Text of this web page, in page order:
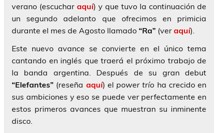
verano (escuchar aquí) y que tuvo la continuación de
un segundo adelanto que ofrecimos en primicia
durante el mes de Agosto llamado “Ra” (ver aquí).
Este nuevo avance se convierte en el único tema
cantando en inglés que traerá el próximo trabajo de
la banda argentina. Después de su gran debut
“Elefantes” (reseña aquí) el power trío ha crecido en
sus ambiciones y eso se puede ver perfectamente en
estos primeros avances que muestran su inminente
disco.